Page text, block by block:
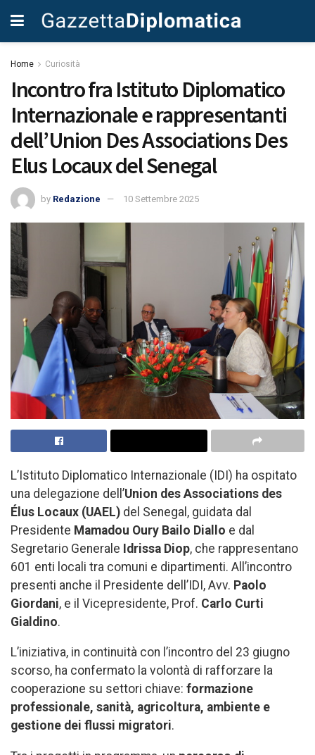
Home Curiosità
Incontro fra Istituto Diplomatico
Internazionale e rappresentanti
dell’Union Des Associations Des
Elus Locaux del Senegal
by Redazione 10 Settembre 2025
L’Istituto Diplomatico Internazionale (IDI) ha ospitato
una delegazione dell’Union des Associations des
Élus Locaux (UAEL) del Senegal, guidata dal
Presidente Mamadou Oury Bailo Diallo e dal
Segretario Generale Idrissa Diop, che rappresentano
601 enti locali tra comuni e dipartimenti. All’incontro
presenti anche il Presidente dell’IDI, Avv. Paolo
Giordani, e il Vicepresidente, Prof. Carlo Curti
Gialdino.
L’iniziativa, in continuità con l’incontro del 23 giugno
scorso, ha confermato la volontà di rafforzare la
cooperazione su settori chiave: formazione
professionale, sanità, agricoltura, ambiente e
gestione dei flussi migratori.